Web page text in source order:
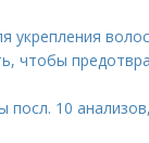
укрепления
чтобы
посл. 10